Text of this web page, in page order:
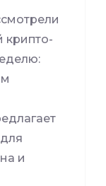
крипто-
и